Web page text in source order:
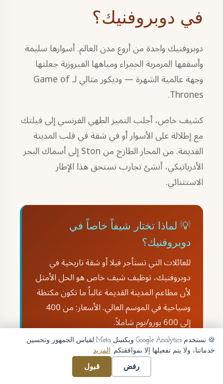
في دوبروفنيك؟
دوبروفنيك واحدة من أروع مدن العالم. أسوارها سليمة
وأسقفها المرمرية الحمراء ومياهها الفيروزية جعلتها
وجهة عالمية الشهرة — وديكور مثالي لـ Game of
Thrones.
كشيف خاص، أجلب التميز الطهي الفرنسي إلى فيلتك
مع إطلالة على الأسوار أو في شقة في قلب المدينة
القديمة. من المحار الطازج من Ston إلى أسماك البحر
الأدرياتيكي، أنشئ تجارب تستحق هذا الإطار
الاستثنائي.
💡 لماذا تختار شيفاً خاصاً في
دوبروفنيك؟
للعائلات التي تستأجر فيلا أو شقة تاريخية في
دوبروفنيك، توظيف شيف خاص هو الحل الأمثل
لأن مطاعم المدينة القديمة غالباً ما تكون مكتظة
وسياحية في الموسم العالي. الأسعار: من 400
إلى 600 يورو/يوم شاملاً.
خبير المدينة القديمة
أطبخ في الشقق التاريخية وأتكيف مع المطابخ الصغيرة
🍪 نستخدم Google Analytics وبكسل Meta لقياس الجمهور وتحسين
خدماتنا، ولا يتم تفعيلها إلا بموافقتكم. المزيد
رفض قبول